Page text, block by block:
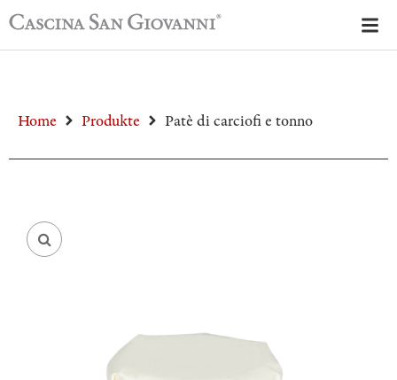
Home Produkte Patè di carciofi e tonno